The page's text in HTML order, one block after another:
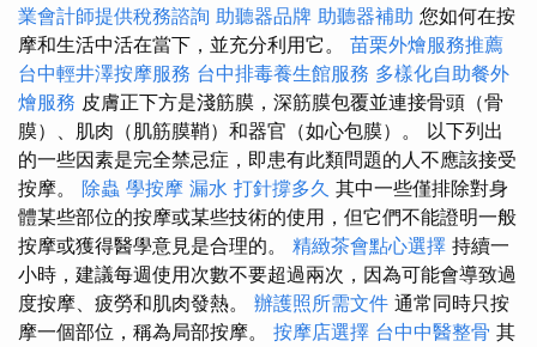
業會計師提供稅務諮詢 助聽器品牌 助聽器補助 您如何在按
摩和生活中活在當下，並充分利用它。 苗栗外燴服務推薦
台中輕井澤按摩服務 台中排毒養生館服務 多樣化自助餐外
燴服務 皮膚正下方是淺筋膜，深筋膜包覆並連接骨頭（骨
膜）、肌肉（肌筋膜鞘）和器官（如心包膜）。 以下列出
的一些因素是完全禁忌症，即患有此類問題的人不應該接受
按摩。 除蟲 學按摩 漏水 打針撐多久 其中一些僅排除對身
體某些部位的按摩或某些技術的使用，但它們不能證明一般
按摩或獲得醫學意見是合理的。 精緻茶會點心選擇 持續一
小時，建議每週使用次數不要超過兩次，因為可能會導致過
度按摩、疲勞和肌肉發熱。 辦護照所需文件 通常同時只按
摩一個部位，稱為局部按摩。 按摩店選擇 台中中醫整骨 其